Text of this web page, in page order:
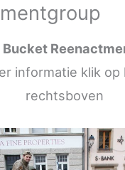
Bucket
informatie klik op
rechtsboven